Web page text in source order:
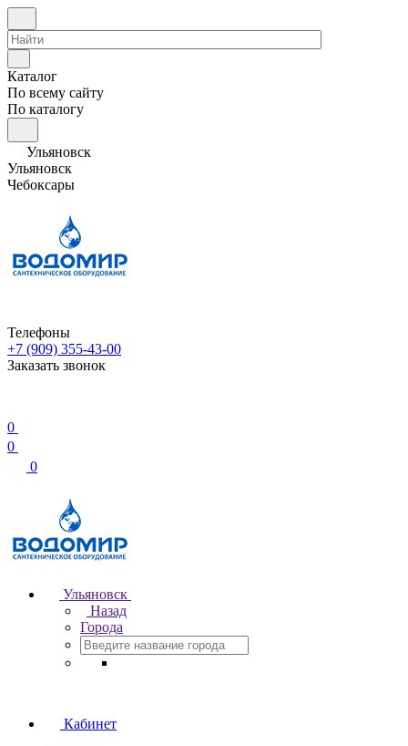
Каталог
По всему сайту
По каталогу
Ульяновск
Ульяновск
Чебоксары
Телефоны
+7 (909) 355-43-00
Заказать звонок
0
0
0
Ульяновск
Назад
Города
Кабинет